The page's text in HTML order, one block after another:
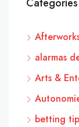
Categories
alarmas
Arts &
betting